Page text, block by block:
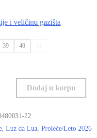
i veličinu gazišta
39 40
Dodaj u korpu
22
Luz da Lua Proleće/Leto 2026